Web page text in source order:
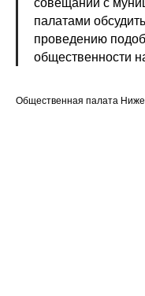
совещании с
палатами
проведению
общественности
Общественная палата